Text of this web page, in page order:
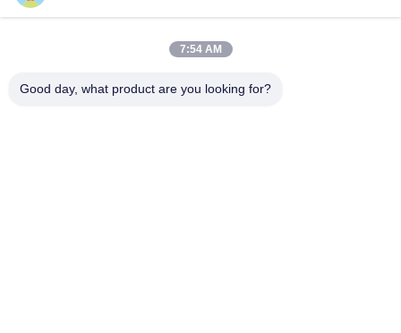
7:54 AM
Good day, what product are you looking for?